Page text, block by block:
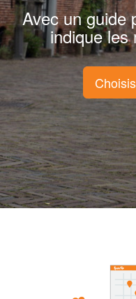
Avec un guide
indique les